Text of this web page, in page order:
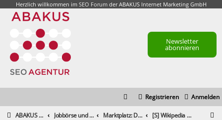
Herzlich willkommen im SEO Forumder ABAKUS Internet Marketing GmbH
Newsletter
abonnieren
Anmelden
Registrieren
ABAKUS Foren-Übersicht Jobbörse und Marktplatz Marktplatz: Dienstleistungen [S] Wikipedia Backlink